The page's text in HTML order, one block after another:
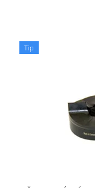
Tip